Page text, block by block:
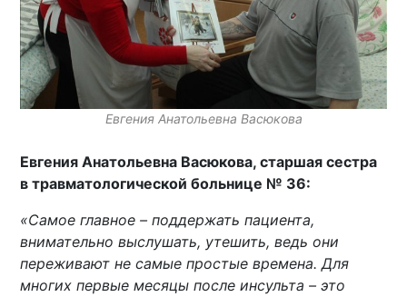
Евгения Анатольевна Васюкова
Евгения Анатольевна Васюкова, старшая сестра
в травматологической больнице № 36:
«Самое главное – поддержать пациента,
внимательно выслушать, утешить, ведь они
переживают не самые простые времена. Для
многих первые месяцы после инсульта – это